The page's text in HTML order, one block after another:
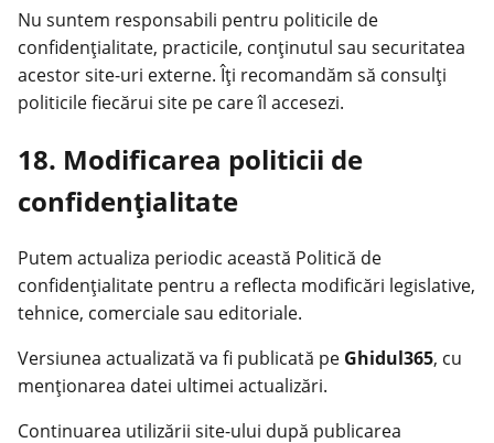
Nu suntem responsabili pentru politicile de
confidențialitate, practicile, conținutul sau securitatea
acestor site-uri externe. Îți recomandăm să consulți
politicile fiecărui site pe care îl accesezi.
18. Modificarea politicii de
confidențialitate
Putem actualiza periodic această Politică de
confidențialitate pentru a reflecta modificări legislative,
tehnice, comerciale sau editoriale.
Versiunea actualizată va fi publicată pe Ghidul365, cu
menționarea datei ultimei actualizări.
Continuarea utilizării site-ului după publicarea